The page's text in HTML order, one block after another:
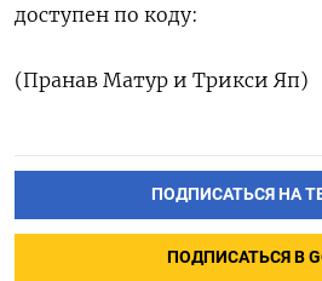
доступен по ‌коду:
(Пранав Матур и Трикси Яп)
ПОДПИСАТЬСЯ НА
ПОДПИСАТЬСЯ В